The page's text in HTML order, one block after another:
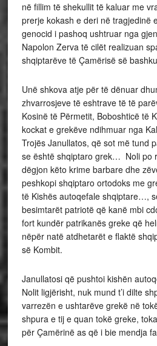
në fillim të shekullit të kaluar me
prerje kokash e deri në tragjedinë
genocid i pashoq ushtruar nga
Napolon Zerva të cilët realizuan
shqiptarëve të Çamërisë së
Unë shkova atje për të dënuar
zhvarrosjeve të eshtrave të të
Kosinë të Përmetit, Boboshticë të
kockat e grekëve ndihmuar nga
Trojës Janullatos, që sot më tund
se është shqiptaro grek… Noli po
dëgjon këto krime barbare dhe
peshkopi shqiptaro ortodoks me
të Kishës autoqefale shqiptare…,
besimtarët patriotë që kanë mbi
fort kundër patrikanës greke që
nëpër natë atdhetarët e flaktë
së Kombit.
Janullatosi që pushtoi kishën
Nolit ligjërisht, nuk mund t’i dilte
varrezën e ushtarëve grekë në
shpura e tij e quan tokë greke,
për Çamërinë as që i bie mendja